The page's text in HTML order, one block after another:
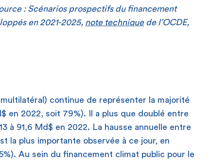
: Scénarios prospectifs du financement
en 2021-2025, note techniquede l’OCDE,
continue de représenter la majorité
en 2022, soit 79%). Il a plus que doublé entre
à 91,6 Md$ en 2022. La hausse annuelle entre
la plus importante observée à ce jour, en
Au sein du financement climat public pour le